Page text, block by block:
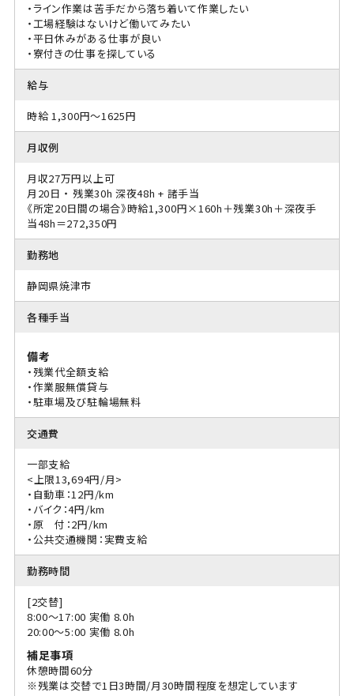
・ライン作業は苦手だから落ち着いて作業したい
・工場経験はないけど働いてみたい
・平日休みがある仕事が良い
・寮付きの仕事を探している
給与
時給 1,300円～1625円
月収例
月収27万円以上可
月20日 ・ 残業30h 深夜48h + 諸手当
《所定20日間の場合》時給1,300円×160h＋残業30h＋深夜手
当48h＝272,350円
勤務地
静岡県焼津市
各種手当
備考
・残業代全額支給
・作業服無償貸与
・駐車場及び駐輪場無料
交通費
一部支給
<上限13,694円/月>
・自動車：12円/km
・バイク：4円/km
・原 付：2円/km
・公共交通機関：実費支給
勤務時間
[2交替]
8:00〜17:00 実働 8.0h
20:00〜5:00 実働 8.0h
補足事項
休憩時間60分
※残業は交替で1日3時間/月30時間程度を想定しています